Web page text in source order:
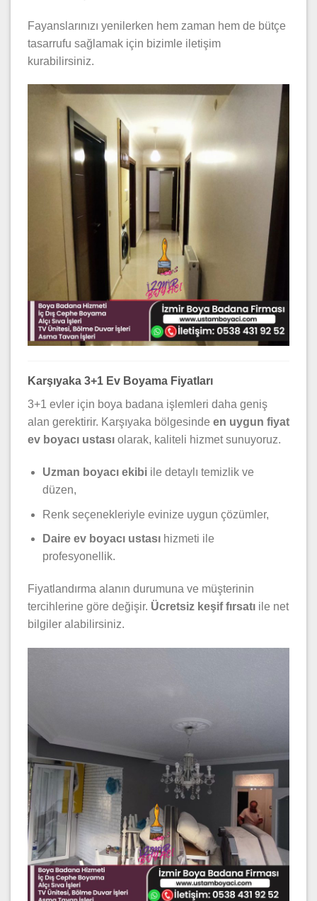
Fayanslarınızı yenilerken hem zaman hem de bütçe
tasarrufu sağlamak için bizimle iletişim
kurabilirsiniz.
Karşıyaka 3+1 Ev Boyama Fiyatları
3+1 evler için boya badana işlemleri daha geniş
alan gerektirir. Karşıyaka bölgesinde en uygun fiyat
ev boyacı ustası olarak, kaliteli hizmet sunuyoruz.
Uzman boyacı ekibiile detaylı temizlik ve
düzen,
Renk seçenekleriyle evinize uygun çözümler,
Daire ev boyacı ustasıhizmeti ile
profesyonellik.
Fiyatlandırma alanın durumuna ve müşterinin
tercihlerine göre değişir. Ücretsiz keşif fırsatı ile net
bilgiler alabilirsiniz.